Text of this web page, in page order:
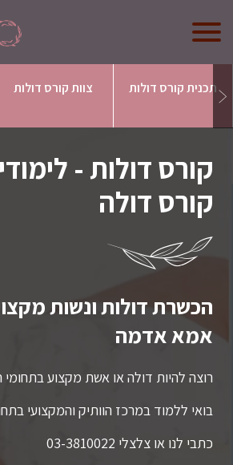
אמא אדמה
מי אנחנו?
קורס לדולות
קורס הכנה
חנות (בקרוב)
צוות קורס דולות תכנית קורס דולות
קורס דולות -
קורס דולה
הכשרת דולות ונשות
אמא אדמה
רוצה להיות דולה או אשת מקצוע בתחומי
בואי ללמוד במרכז הוותיק והמקצועי
כתבי לנו או צלצלי 03-3810022